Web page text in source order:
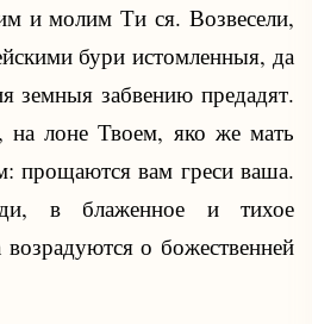
и молим Ти ся. Возвесели,
бури истомленныя, да
земныя забвению предадят.
лоне Твоем, яко же мать
прощаются вам греси ваша.
в блаженное и тихое
о божественней